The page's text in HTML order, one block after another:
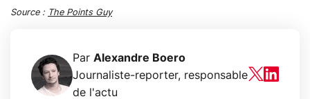
Source : The Points Guy
Par Alexandre Boero
Journaliste-reporter, responsable
de l'actu